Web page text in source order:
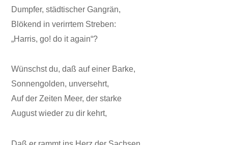
Dumpfer, städtischer Gangrän,
Blökend in verirrtem Streben:
„Harris, go! do it again“?
Wünschst du, daß auf einer Barke,
Sonnengolden, unversehrt,
Auf der Zeiten Meer, der starke
August wieder zu dir kehrt,